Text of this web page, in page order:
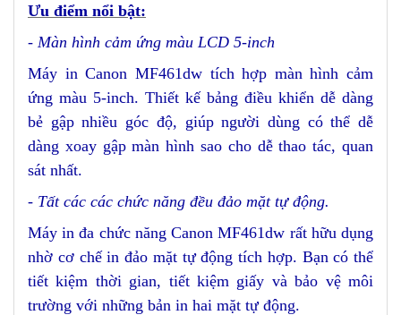
Ưu điểm nổi bật:
- Màn hình cảm ứng màu LCD 5-inch
Máy in Canon MF461dw tích hợp màn hình cảm
ứng màu 5-inch. Thiết kế bảng điều khiển dễ dàng
bẻ gập nhiều góc độ, giúp người dùng có thể dễ
dàng xoay gập màn hình sao cho dễ thao tác, quan
sát nhất.
- Tất các các chức năng đều đảo mặt tự động.
Máy in đa chức năng Canon MF461dw rất hữu dụng
nhờ cơ chế in đảo mặt tự động tích hợp. Bạn có thể
tiết kiệm thời gian, tiết kiệm giấy và bảo vệ môi
trường với những bản in hai mặt tự động.